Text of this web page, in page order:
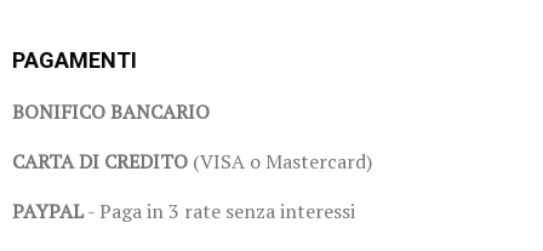
PAGAMENTI
BONIFICO BANCARIO
CARTA DI CREDITO (VISA o Mastercard)
PAYPAL- Paga in 3 rate senza interessi